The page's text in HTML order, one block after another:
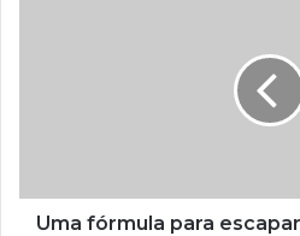
Uma fórmula para